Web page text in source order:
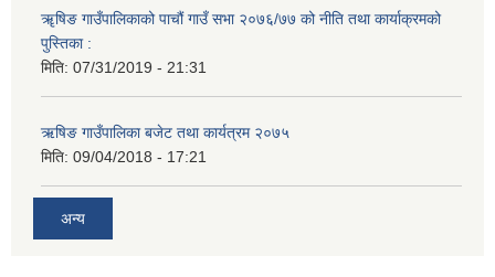
ॠषिङ गाउँपालिकाको पाचौं गाउँ सभा २०७६/७७ को नीति तथा कार्याक्रमको
पुस्तिका :
मिति: 07/31/2019 - 21:31
ऋषिङ गाउँपालिका बजेट तथा कार्यत्रम २०७५
मिति: 09/04/2018 - 17:21
अन्य